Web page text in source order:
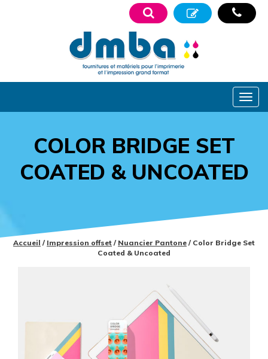
COLOR BRIDGE SET
COATED & UNCOATED
Accueil / Impression offset / Nuancier Pantone / Color Bridge Set
Coated & Uncoated